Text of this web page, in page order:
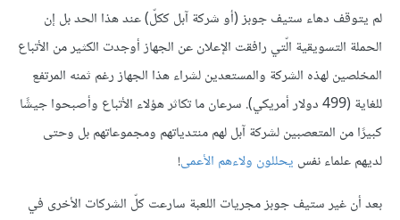
لم يتوقف دهاء ستيف جوبز (أو شركة آبل ككلّ) عند هذا الحد بل إن
الحملة التسويقية الّتي رافقت الإعلان عن الجهاز أوجدت الكثير من الأتباع
المخلصين لهذه الشركة والمستعدين لشراء هذا الجهاز رغم ثمنه المرتفع
للغاية (499 دولار أمريكي). سرعان ما تكاثر هؤلاء الأتباع وأصبحوا جيشًا
كبيرًا من المتعصبين لشركة آبل لهم منتدياتهم ومجموعاتهم بل وحتى
لديهم علماء نفس يحللون ولاءهم الأعمى!
بعد أن غير ستيف جوبز مجريات اللعبة سارعت كلّ الشركات الأخرى في